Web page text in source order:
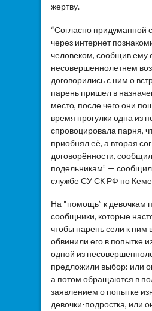
жертву.
“Согласно придуманной
через интернет
человеком, сообщив ему
несовершеннолетнем
договорились с ним о
парень пришел в
место, после чего они
время прогулки одна из
спровоцировала парня,
приобнял её, а вторая
договорённости,
подельникам” —
службе СУ СК РФ по
На “помощь” к девочкам
сообщники, которые
чтобы парень сели к ним
обвинили его в попытке
одной из
предложили выбор: или
а потом обращаются в
заявлением о попытке
девочки-подростка, или